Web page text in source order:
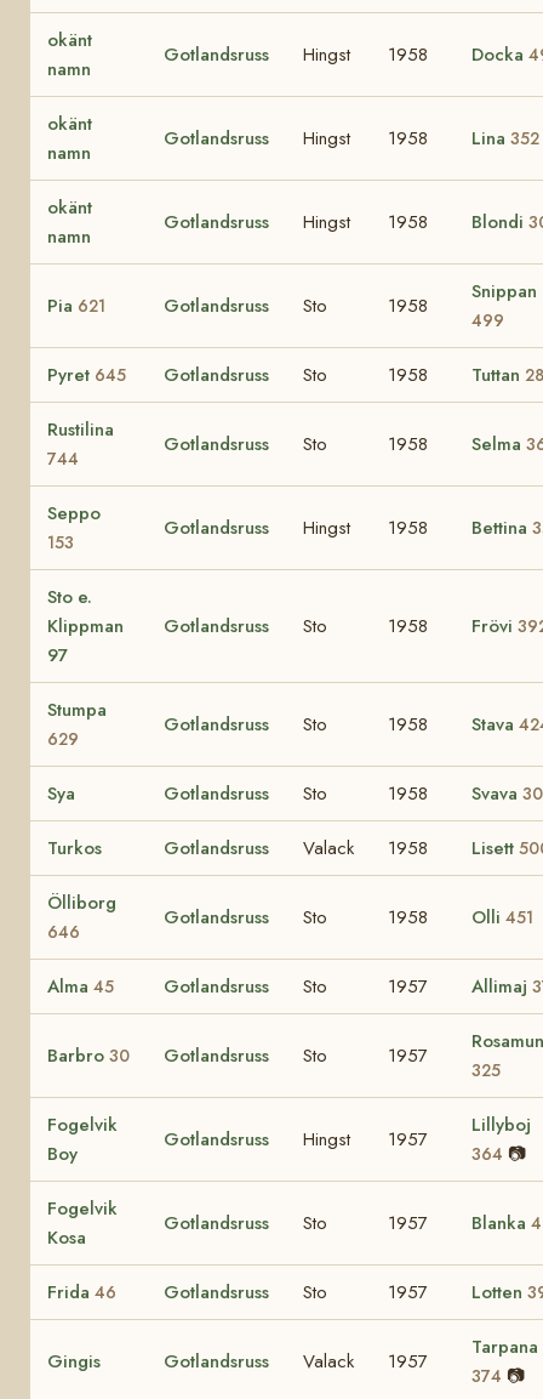
okänt
namn
Gotlandsruss Hingst 1958 Docka
okänt
namn
Gotlandsruss Hingst 1958 Lina 352
okänt
namn
Gotlandsruss Hingst 1958 Blondi
Pia 621 Gotlandsruss Sto 1958
Snippan
499
Pyret 645 Gotlandsruss Sto 1958 Tuttan
Rustilina
744
Gotlandsruss Sto 1958 Selma
Seppo
153
Gotlandsruss Hingst 1958 Bettina
Sto e.
Klippman
97
Gotlandsruss Sto 1958 Frövi
Stumpa
629
Gotlandsruss Sto 1958 Stava
Sya Gotlandsruss Sto 1958 Svava
Turkos Gotlandsruss Valack 1958 Lisett
Ölliborg
646
Gotlandsruss Sto 1958 Olli 451
Alma 45 Gotlandsruss Sto 1957 Allimaj
Barbro 30 Gotlandsruss Sto 1957
325
Fogelvik
Boy
Gotlandsruss Hingst 1957
Lillyboj
364 📷
Fogelvik
Kosa
Gotlandsruss Sto 1957 Blanka
Frida 46 Gotlandsruss Sto 1957 Lotten
Gingis Gotlandsruss Valack 1957
Tarpana
374 📷